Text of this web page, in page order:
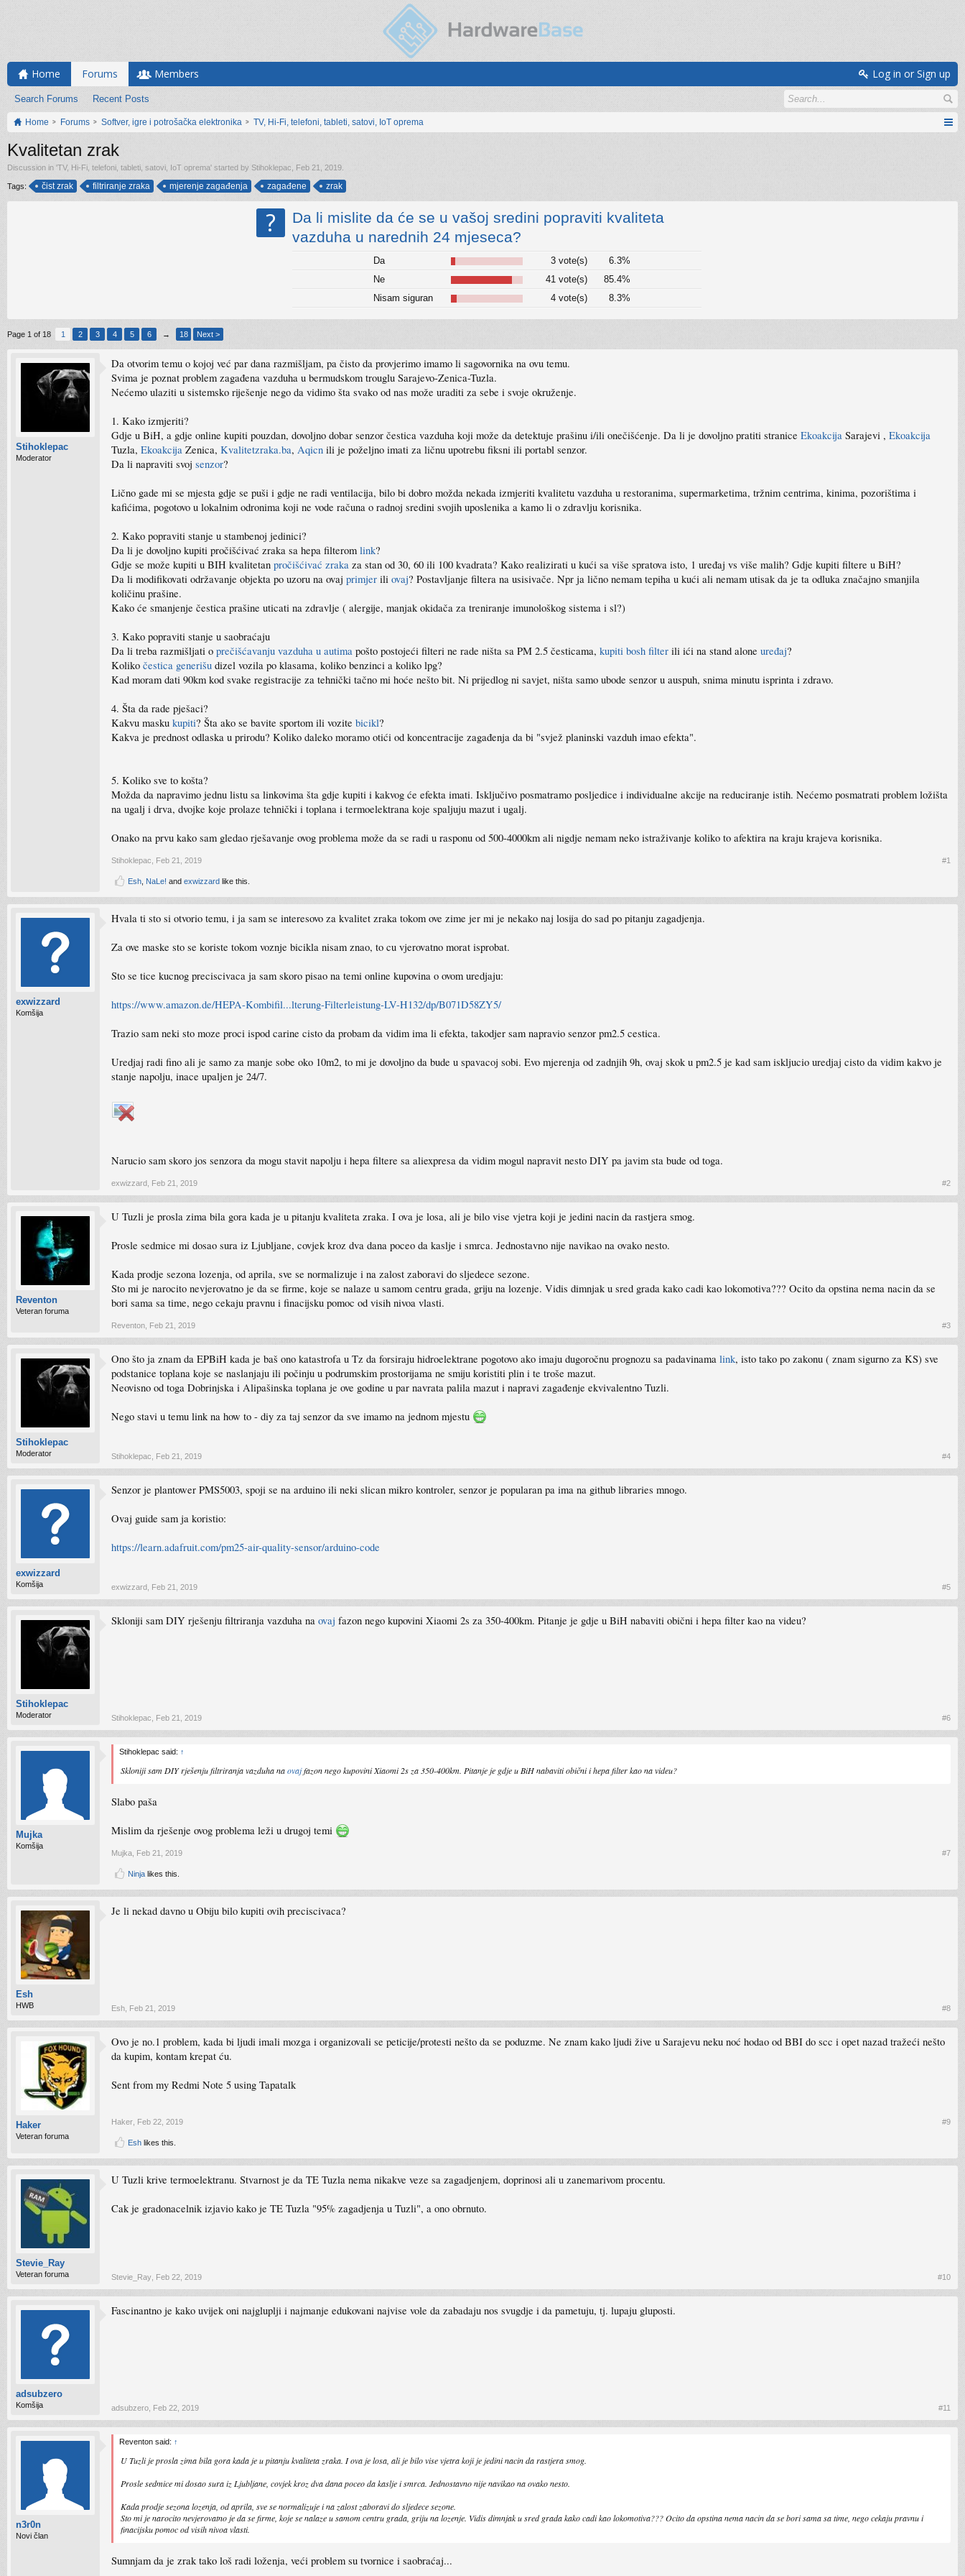
Home Forums
Search Forums Recent Posts
Members Log in or Sign up
Home Forums Softver, igre i potrošačka elektronika TV, Hi-Fi, telefoni, tableti, satovi, IoT oprema
Kvalitetan zrak
Discussion in 'TV, Hi-Fi, telefoni, tableti, satovi, IoT oprema' started by Stihoklepac Feb 21, 2019
Tags: čist zrak filtriranje zraka mjerenje zagađenja zagađene zrak
?
Da li mislite da će se u vašoj sredini popraviti kvaliteta
vazduha u narednih 24 mjeseca?
Da 3 vote(s)
6.3%
Ne
41 vote(s)
85.4%
Nisam siguran
4 vote(s) 8.3%
Page 1 of 18 1 2 3 4 5 6 → 18 Next >
Stihoklepac
Moderator
Da otvorim temu o kojoj već par dana razmišljam, pa čisto da provjerimo imamo li sagovornika na ovu temu.
Svima je poznat problem zagađena vazduha u bermudskom trouglu Sarajevo-Zenica-Tuzla.
Nećemo ulaziti u sistemsko riješenje nego da vidimo šta svako od nas može uraditi za sebe i svoje okruženje.
1. Kako izmjeriti?
Gdje u BiH, a gdje online kupiti pouzdan, dovoljno dobar senzor čestica vazduha koji može da detektuje prašinu i/ili onečišćenje. Da li je dovoljno pratiti stranice Ekoakcija Sarajevi , Ekoakcija
Tuzla, Ekoakcija Zenica, Kvalitetzraka.ba, Aqicn ili je poželjno imati za ličnu upotrebu fiksni ili portabl senzor.
Da li napraviti svoj senzor?
Lično gade mi se mjesta gdje se puši i gdje ne radi ventilacija, bilo bi dobro možda nekada izmjeriti kvalitetu vazduha u restoranima, supermarketima, tržnim centrima, kinima, pozorištima i
kafićima, pogotovo u lokalnim odronima koji ne vode računa o radnoj sredini svojih uposlenika a kamo li o zdravlju korisnika.
2. Kako popraviti stanje u stambenoj jedinici?
Da li je dovoljno kupiti pročišćivać zraka sa hepa filterom link?
Gdje se može kupiti u BIH kvalitetan pročišćivać zraka za stan od 30, 60 ili 100 kvadrata? Kako realizirati u kući sa više spratova isto, 1 uređaj vs više malih? Gdje kupiti filtere u BiH?
Da li modifikovati održavanje objekta po uzoru na ovaj primjer ili ovaj? Postavljanje filtera na usisivače. Npr ja lično nemam tepiha u kući ali nemam utisak da je ta odluka značajno smanjila
količinu prašine.
Kako će smanjenje čestica prašine uticati na zdravlje ( alergije, manjak okidača za treniranje imunološkog sistema i sl?)
3. Kako popraviti stanje u saobraćaju
Da li treba razmišljati o prečišćavanju vazduha u autima pošto postojeći filteri ne rade ništa sa PM 2.5 česticama, kupiti bosh filter ili ići na stand alone uređaj?
Koliko čestica generišu dizel vozila po klasama, koliko benzinci a koliko lpg?
Kad moram dati 90km kod svake registracije za tehnički tačno mi hoće nešto bit. Ni prijedlog ni savjet, ništa samo ubode senzor u auspuh, snima minutu isprinta i zdravo.
4. Šta da rade pješaci?
Kakvu masku kupiti? Šta ako se bavite sportom ili vozite bicikl?
Kakva je prednost odlaska u prirodu? Koliko daleko moramo otići od koncentracije zagađenja da bi "svjež planinski vazduh imao efekta".
5. Koliko sve to košta?
Možda da napravimo jednu listu sa linkovima šta gdje kupiti i kakvog će efekta imati. Isključivo posmatramo posljedice i individualne akcije na reduciranje istih. Nećemo posmatrati problem ložišta
na ugalj i drva, dvojke koje prolaze tehnički i toplana i termoelektrana koje spaljuju mazut i ugalj.
Onako na prvu kako sam gledao rješavanje ovog problema može da se radi u rasponu od 500-4000km ali nigdje nemam neko istraživanje koliko to afektira na kraju krajeva korisnika.
Stihoklepac Feb 21, 2019 #1
Esh NaLe! and exwizzard like this.
exwizzard
Komšija
Hvala ti sto si otvorio temu, i ja sam se interesovo za kvalitet zraka tokom ove zime jer mi je nekako naj losija do sad po pitanju zagadjenja.
Za ove maske sto se koriste tokom voznje bicikla nisam znao, to cu vjerovatno morat isprobat.
Sto se tice kucnog preciscivaca ja sam skoro pisao na temi online kupovina o ovom uredjaju:
https://www.amazon.de/HEPA-Kombifil...lterung-Filterleistung-LV-H132/dp/B071D58ZY5/
Trazio sam neki sto moze proci ispod carine cisto da probam da vidim ima li efekta, takodjer sam napravio senzor pm2.5 cestica.
Uredjaj radi fino ali je samo za manje sobe oko 10m2, to mi je dovoljno da bude u spavacoj sobi. Evo mjerenja od zadnjih 9h, ovaj skok u pm2.5 je kad sam iskljucio uredjaj cisto da vidim kakvo je
stanje napolju, inace upaljen je 24/7.
Narucio sam skoro jos senzora da mogu stavit napolju i hepa filtere sa aliexpresa da vidim mogul napravit nesto DIY pa javim sta bude od toga.
exwizzard Feb 21, 2019 #2
Reventon
Veteran foruma
U Tuzli je prosla zima bila gora kada je u pitanju kvaliteta zraka. I ova je losa, ali je bilo vise vjetra koji je jedini nacin da rastjera smog.
Prosle sedmice mi dosao sura iz Ljubljane, covjek kroz dva dana poceo da kaslje i smrca. Jednostavno nije navikao na ovako nesto.
Kada prodje sezona lozenja, od aprila, sve se normalizuje i na zalost zaboravi do sljedece sezone.
Sto mi je narocito nevjerovatno je da se firme, koje se nalaze u samom centru grada, griju na lozenje. Vidis dimnjak u sred grada kako cadi kao lokomotiva??? Ocito da opstina nema nacin da se
bori sama sa time, nego cekaju pravnu i finacijsku pomoc od visih nivoa vlasti.
Reventon Feb 21, 2019 #3
Stihoklepac
Moderator
Ono što ja znam da EPBiH kada je baš ono katastrofa u Tz da forsiraju hidroelektrane pogotovo ako imaju dugoročnu prognozu sa padavinama link, isto tako po zakonu ( znam sigurno za KS) sve
podstanice toplana koje se naslanjaju ili počinju u podrumskim prostorijama ne smiju koristiti plin i te troše mazut.
Neovisno od toga Dobrinjska i Alipašinska toplana je ove godine u par navrata palila mazut i napravi zagađenje ekvivalentno Tuzli.
Nego stavi u temu link na how to - diy za taj senzor da sve imamo na jednom mjestu
Stihoklepac Feb 21, 2019 #4
exwizzard
Komšija
Senzor je plantower PMS5003, spoji se na arduino ili neki slican mikro kontroler, senzor je popularan pa ima na github libraries mnogo.
Ovaj guide sam ja koristio:
https://learn.adafruit.com/pm25-air-quality-sensor/arduino-code
exwizzard Feb 21, 2019 #5
Stihoklepac
Moderator
Skloniji sam DIY rješenju filtriranja vazduha na ovaj fazon nego kupovini Xiaomi 2s za 350-400km. Pitanje je gdje u BiH nabaviti obični i hepa filter kao na videu?
Stihoklepac Feb 21, 2019 #6
Mujka
Komšija
Stihoklepac said: ↑
Skloniji sam DIY rješenju filtriranja vazduha naovajfazon nego kupovini Xiaomi 2s za 350-400km. Pitanje je gdje u BiH nabaviti obični i hepa filter kao na videu?
Slabo paša
Mislim da rješenje ovog problema leži u drugoj temi
Mujka Feb 21, 2019 #7
Ninja likes this.
Esh
HWB
Je li nekad davno u Obiju bilo kupiti ovih preciscivaca?
Esh Feb 21, 2019 #8
Haker
Veteran foruma
Ovo je no.1 problem, kada bi ljudi imali mozga i organizovali se peticije/protesti nešto da se poduzme. Ne znam kako ljudi žive u Sarajevu neku noć hodao od BBI do scc i opet nazad tražeći nešto
da kupim, kontam krepat ću.
Sent from my Redmi Note 5 using Tapatalk
Haker Feb 22, 2019 #9
Esh likes this.
Stevie_Ray
Veteran foruma
U Tuzli krive termoelektranu. Stvarnost je da TE Tuzla nema nikakve veze sa zagadjenjem, doprinosi ali u zanemarivom procentu.
Cak je gradonacelnik izjavio kako je TE Tuzla "95% zagadjenja u Tuzli", a ono obrnuto.
Stevie_Ray Feb 22, 2019 #10
adsubzero
Komšija
Fascinantno je kako uvijek oni najgluplji i najmanje edukovani najvise vole da zabadaju nos svugdje i da pametuju, tj. lupaju gluposti.
adsubzero Feb 22, 2019 #11
n3r0n
Novi član
Reventon said: ↑
U Tuzli je prosla zima bila gora kada je u pitanju kvaliteta zraka. I ova je losa, ali je bilo vise vjetra koji je jedini nacin da rastjera smog.
Prosle sedmice mi dosao sura iz Ljubljane, covjek kroz dva dana poceo da kaslje i smrca. Jednostavno nije navikao na ovako nesto.
Kada prodje sezona lozenja, od aprila, sve se normalizuje i na zalost zaboravi do sljedece sezone.
Sto mi je narocito nevjerovatno je da se firme, koje se nalaze u samom centru grada, griju na lozenje. Vidis dimnjak u sred grada kako cadi kao lokomotiva??? Ocito da opstina nema nacin da se bori sama sa time, nego cekaju pravnu i
finacijsku pomoc od visih nivoa vlasti.
Sumnjam da je zrak tako loš radi loženja, veći problem su tvornice i saobraćaj...